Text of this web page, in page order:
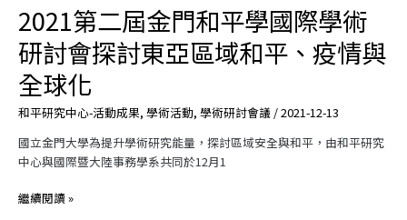
學
研
討
會
於
大
召
開
「烏
俄
變
局
與
美
中
俄
強
權
政
2021第二屆金門和平學國際學術
研討會探討東亞區域和平、疫情與
全球化
和平研究中心-活動成果, 學術活動, 學術研討會議/2021-12-13
國立金門大學為提升學術研究能量，探討區域安全與和平，由和平研究
中心與國際暨大陸事務學系共同於12月1
2021
第
二
屆
金
門
平
學
際
繼續閱讀 »